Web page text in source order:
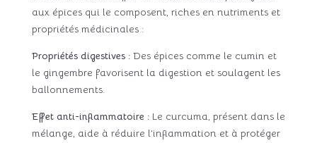
aux épices qui le composent, riches en nutriments et
propriétés médicinales :
Propriétés digestives :Des épices comme le cumin et
le gingembre favorisent la digestion et soulagent les
ballonnements.
Effet anti-inflammatoire :Le curcuma, présent dans le
mélange, aide à réduire l’inflammation et à protéger